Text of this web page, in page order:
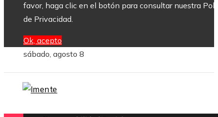
favor, haga clic en el botón para consultar nuestra
de Privacidad.
Ok, acepto
sábado, agosto 8